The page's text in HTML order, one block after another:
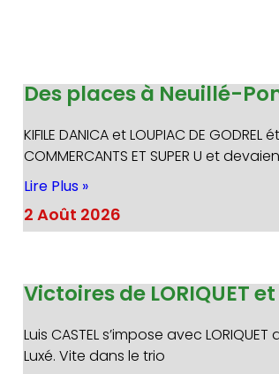
Des places à Neuillé-
KIFILE DANICA et LOUPIAC DE
COMMERCANTS ET SUPER U et
Lire Plus »
2 Août 2026
Victoires de LORIQUET et
Luis CASTEL s’impose avec LORIQUET
Luxé. Vite dans le trio